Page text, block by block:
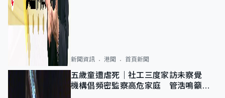
新聞資訊 港聞 首頁新聞
五歲童遭虐死｜社工三度家訪未察覺
機構倡頻密監察高危家庭 管浩鳴籲加